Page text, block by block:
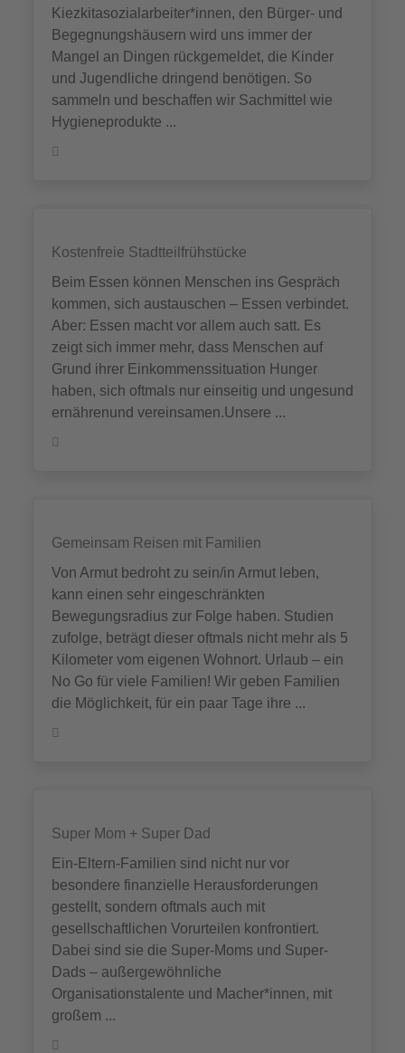
Kiezkitasozialarbeiter*innen, den Bürger- und
Begegnungshäusern wird uns immer der
Mangel an Dingen rückgemeldet, die Kinder
und Jugendliche dringend benötigen. So
sammeln und beschaffen wir Sachmittel wie
Hygieneprodukte ...
Kostenfreie Stadtteilfrühstücke
Beim Essen können Menschen ins Gespräch
kommen, sich austauschen – Essen verbindet.
Aber: Essen macht vor allem auch satt. Es
zeigt sich immer mehr, dass Menschen auf
Grund ihrer Einkommenssituation Hunger
haben, sich oftmals nur einseitig und ungesund
ernährenund vereinsamen.Unsere ...
Gemeinsam Reisen mit Familien
Von Armut bedroht zu sein/in Armut leben,
kann einen sehr eingeschränkten
Bewegungsradius zur Folge haben. Studien
zufolge, beträgt dieser oftmals nicht mehr als 5
Kilometer vom eigenen Wohnort. Urlaub – ein
No Go für viele Familien! Wir geben Familien
die Möglichkeit, für ein paar Tage ihre ...
Super Mom + Super Dad
Ein-Eltern-Familien sind nicht nur vor
besondere finanzielle Herausforde­rungen
gestellt, sondern oftmals auch mit
gesellschaftlichen Vorurteilen konfrontiert.
Dabei sind sie die Super-Moms und Super-
Dads – außerge­wöhnliche
Organisationstalente und Macher*innen, mit
großem ...